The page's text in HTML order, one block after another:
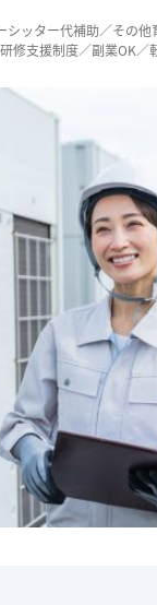
ッター代補助／その
修支援制度／副業OK／